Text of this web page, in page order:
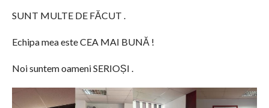
SUNT MULTE DE FĂCUT .
Echipa mea este CEA MAI BUNĂ !
Noi suntem oameni SERIOȘI .